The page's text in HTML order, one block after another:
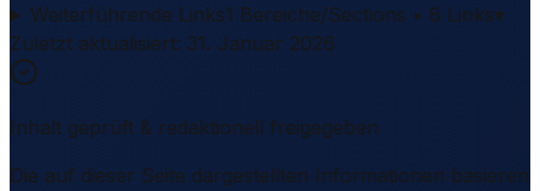
Weiterführende Links1 Bereiche/Sections • 8 Links▾
Zuletzt aktualisiert: 31. Januar 2026
Inhalt geprüft & redaktionell freigegeben
Die auf dieser Seite dargestellten Informationen basieren